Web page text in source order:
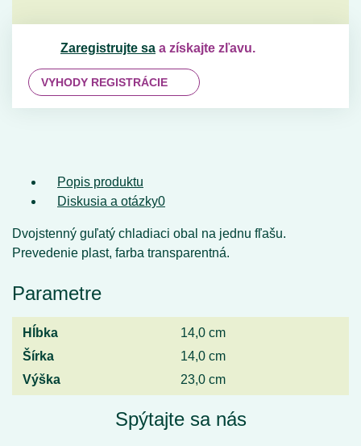
Zaregistrujte sa a získajte zľavu.
VYHODY REGISTRÁCIE
Popis produktu
Diskusia a otázky0
Dvojstenný guľatý chladiaci obal na jednu fľašu.
Prevedenie plast, farba transparentná.
Parametre
Hĺbka
14,0 cm
Šírka
14,0 cm
Výška
23,0 cm
Spýtajte sa nás